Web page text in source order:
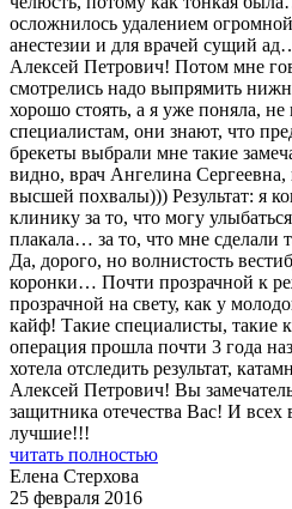
осложнилось удалением
анестезии и для врачей сущий
Алексей Петрович! Потом мне
смотрелись надо выпрямить
хорошо стоять, а я уже поняла, не
специалистам, они знают, что
брекеты выбрали мне такие
видно, врач Ангелина Сергеевна,
высшей похвалы))) Результат: я
клинику за то, что могу
плакала… за то, что мне
Да, дорого, но волнистость
коронки… Почти прозрачной к
прозрачной на свету, как у
кайф! Такие специалисты, такие
операция прошла почти 3 года
хотела отследить результат,
Алексей Петрович! Вы
защитника отечества Вас! И
лучшие!!!
читать полностью
Елена Стерхова
25 февраля 2016